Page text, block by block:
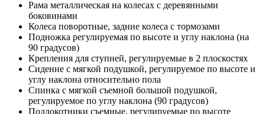
Рама металлическая на колесах с деревянными
боковинами
Колеса поворотные, задние колеса с тормозами
Подножка регулируемая по высоте и углу наклона (на
90 градусов)
Крепления для ступней, регулируемые в 2 плоскостях
Сидение с мягкой подушкой, регулируемое по высоте и
углу наклона относительно пола
Спинка с мягкой съемной большой подушкой,
регулируемое по углу наклона (90 градусов)
Подлокотники съемные, регулируемые по высоте